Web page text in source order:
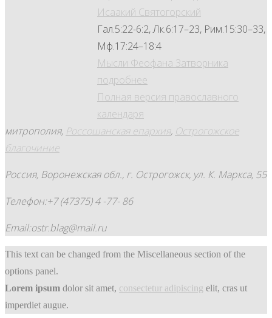
Исаакий Святогорский
Гал.5:22-6:2, Лк.6:17–23, Рим.15:30–33,
Мф.17:24–18:4
Мысли Феофана Затворника
подробнее
Полная версия православного
календаря
митрополия, Россошанская епархия, Острогожское
благочиние
Россия, Воронежская обл., г. Острогожск, ул. К. Маркса, 55
Телефон:+7 (47375) 4 -77- 86
Email:ostr.blag@mail.ru
This text can be changed from the Miscellaneous section of the
options panel.
Lorem ipsum dolor sit amet, consectetur adipiscing elit, cras ut
imperdiet augue.